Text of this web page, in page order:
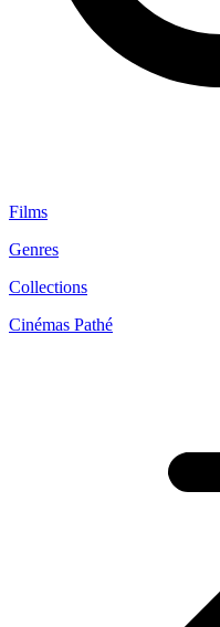
Films
Genres
Collections
Cinémas Pathé